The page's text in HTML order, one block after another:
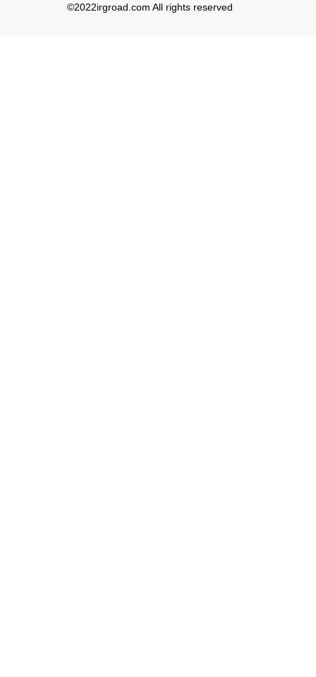
©2022irgroad.com All rights reserved